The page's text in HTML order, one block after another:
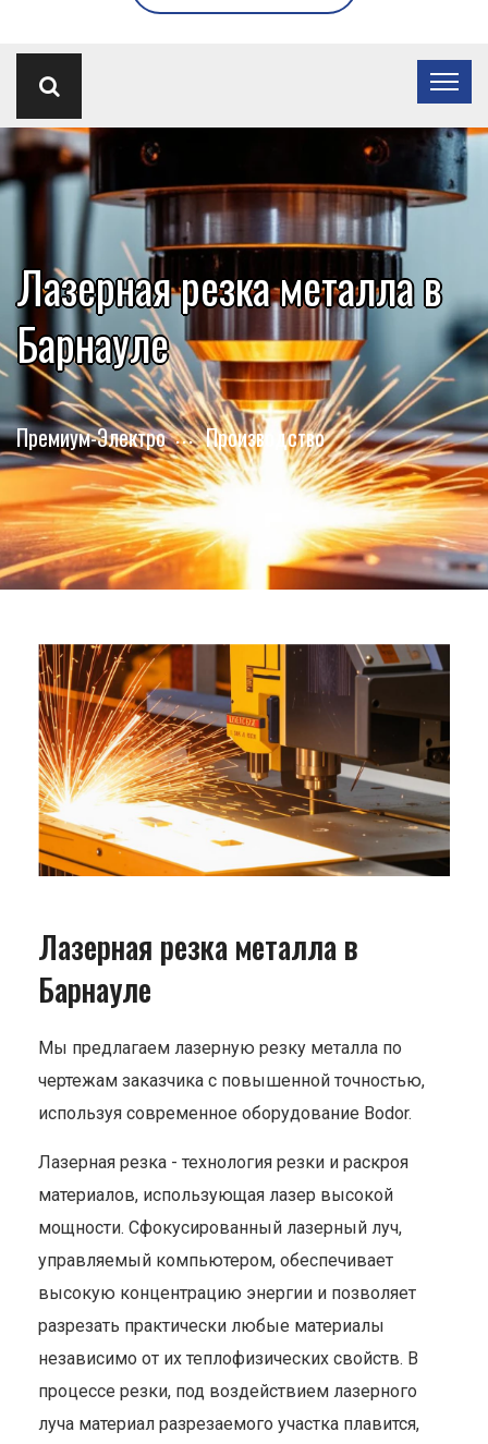
Лазерная резка металла в
Барнауле
Премиум-Электро Производство
Лазерная резка металла в
Барнауле
Мы предлагаем лазерную резку металла по
чертежам заказчика с повышенной точностью,
используя современное оборудование Bodor.
Лазерная резка - технология резки и раскроя
материалов, использующая лазер высокой
мощности. Сфокусированный лазерный луч,
управляемый компьютером, обеспечивает
высокую концентрацию энергии и позволяет
разрезать практически любые материалы
независимо от их теплофизических свойств. В
процессе резки, под воздействием лазерного
луча материал разрезаемого участка плавится,